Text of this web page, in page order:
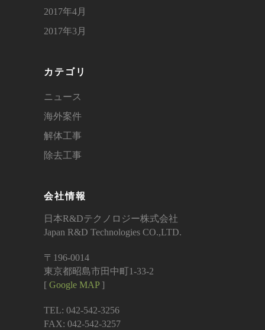
2017年4月
2017年3月
カテゴリ
ニュース
海外案件
解体工事
除去工事
会社情報
日本R&Dテクノロジー株式会社
Japan R&D Technologies CO.,LTD.
〒196-0014
東京都昭島市田中町1-33-2
[ Google MAP]
TEL: 042-542-3256
FAX: 042-542-3257